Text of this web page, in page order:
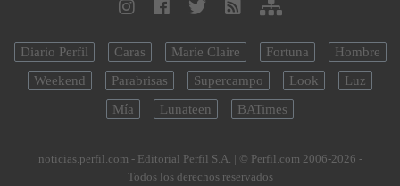
Diario Perfil Caras Marie Claire Fortuna
Hombre
Weekend
Parabrisas Supercampo Look
Luz
Mía
Lunateen BATimes
noticias.perfil.com - Editorial Perfil S.A. | © Perfil.com 2006-2026 -
Todos los derechos reservados